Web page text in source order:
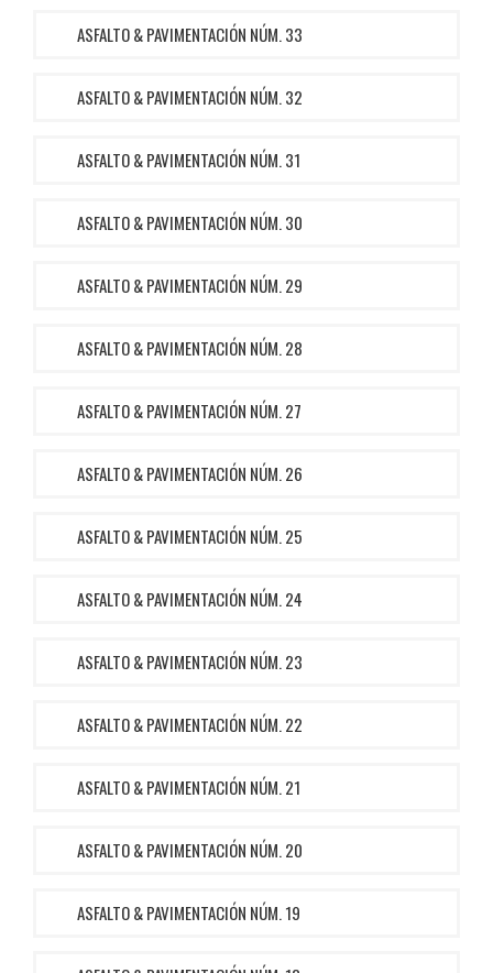
ASFALTO & PAVIMENTACIÓN NÚM. 33
ASFALTO & PAVIMENTACIÓN NÚM. 32
ASFALTO & PAVIMENTACIÓN NÚM. 31
ASFALTO & PAVIMENTACIÓN NÚM. 30
ASFALTO & PAVIMENTACIÓN NÚM. 29
ASFALTO & PAVIMENTACIÓN NÚM. 28
ASFALTO & PAVIMENTACIÓN NÚM. 27
ASFALTO & PAVIMENTACIÓN NÚM. 26
ASFALTO & PAVIMENTACIÓN NÚM. 25
ASFALTO & PAVIMENTACIÓN NÚM. 24
ASFALTO & PAVIMENTACIÓN NÚM. 23
ASFALTO & PAVIMENTACIÓN NÚM. 22
ASFALTO & PAVIMENTACIÓN NÚM. 21
ASFALTO & PAVIMENTACIÓN NÚM. 20
ASFALTO & PAVIMENTACIÓN NÚM. 19